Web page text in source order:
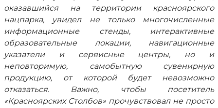
оказавшийся на территории красноярского
нацпарка, увидел не только многочисленные
информационные стенды, интерактивные
образовательные локации, навигационные
указатели и сервисные центры, но и
неповторимую, самобытную сувенирную
продукцию, от которой будет невозможно
отказаться. Важно, чтобы посетитель
«Красноярских Столбов» прочувствовал не просто